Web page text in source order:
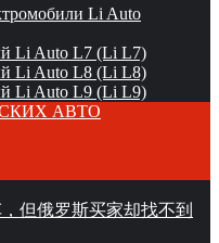
Li Auto
Li Auto L7 (Li L7)
Li Auto L8 (Li L8)
Li Auto L9 (Li L9)
АВТО
但俄罗斯买家却找不到